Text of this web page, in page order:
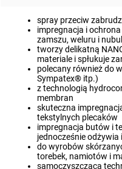
spray przeciw
impregnacja i
zamszu, weluru i
tworzy delikatną
materiale i spłukuje
polecany również do
Sympatex® itp.)
z technologią
membran
skuteczna
tekstylnych plecaków
impregnacja butów i
jednocześnie odżywia
do wyrobów
torebek, namiotów i
samoczyszcząca